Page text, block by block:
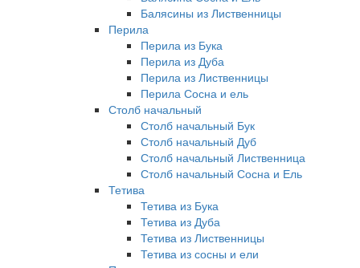
Балясины из Лиственницы
Перила
Перила из Бука
Перила из Дуба
Перила из Лиственницы
Перила Сосна и ель
Столб начальный
Столб начальный Бук
Столб начальный Дуб
Столб начальный Лиственница
Столб начальный Сосна и Ель
Тетива
Тетива из Бука
Тетива из Дуба
Тетива из Лиственницы
Тетива из сосны и ели